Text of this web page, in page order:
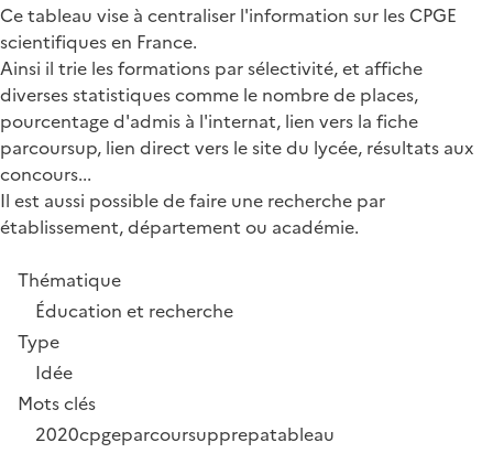
Ce tableau vise à centraliser l'information sur les CPGE
scientifiques en France.
Ainsi il trie les formations par sélectivité, et affiche
diverses statistiques comme le nombre de places,
pourcentage d'admis à l'internat, lien vers la fiche
parcoursup, lien direct vers le site du lycée, résultats aux
concours...
Il est aussi possible de faire une recherche par
établissement, département ou académie.
Thématique
Éducation et recherche
Type
Idée
Mots clés
2020cpgeparcoursupprepatableau